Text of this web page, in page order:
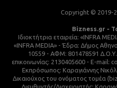
Copyright © 2019-
Bizness.gr -
Ιδιοκτήτρια εταιρεία: «INFRA
«INFRA MEDIA» - Έδρα: Δήμος
10559 - ΑΦΜ: 801478591
επικοινωνίας: 2130405600 - E-
Εκπρόσωπος: Καραγιάννης
Δικαιούχος του ονόματος τομέα
Διευθυντής/Διαχειριστής: